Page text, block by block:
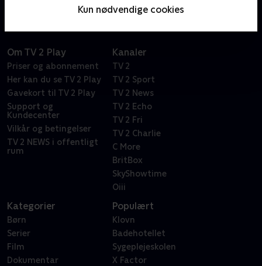
Kun nødvendige cookies
Om TV 2 Play
Priser og abonnement
Her kan du se TV 2 Play
Gavekort til TV 2 Play
Support og
Kundecenter
Vilkår og betingelser
TV 2 NEWS i offentligt
rum
Kanaler
TV 2
TV 2 Sport
TV 2 News
TV 2 Echo
TV 2 Fri
TV 2 Charlie
C More
BritBox
SkyShowtime
Oiii
Kategorier
Børn
Serier
Film
Dokumentar
Populært
Klovn
Badehotellet
Sygeplejeskolen
X Factor